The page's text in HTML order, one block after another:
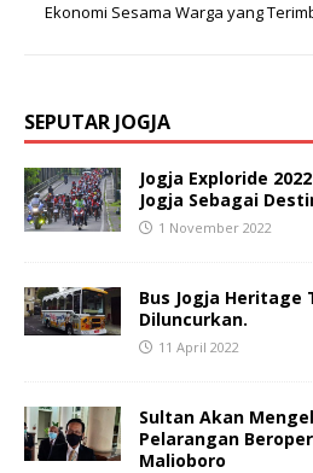
Ekonomi Sesama Warga yang
SEPUTAR JOGJA
Jogja Exploride
Jogja Sebagai
1 November 2022
Bus Jogja Heritage
Diluncurkan.
11 April 2022
Sultan Akan
Pelarangan
Malioboro